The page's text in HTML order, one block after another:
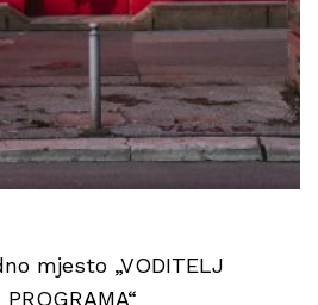
mjesto „VODITELJ